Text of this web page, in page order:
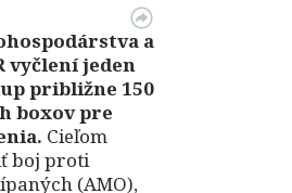
a
vyčlení jeden
približne 150
boxov pre
Cieľom
boj proti
(AMO),